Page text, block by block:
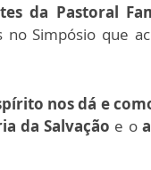
da Pastoral
no Simpósio que
nos dá e
da Salvação e o